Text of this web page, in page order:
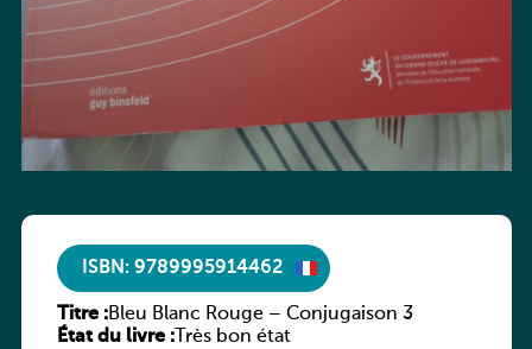
ISBN: 9789995914462
Titre :Bleu Blanc Rouge – Conjugaison 3
État du livre :Très bon état